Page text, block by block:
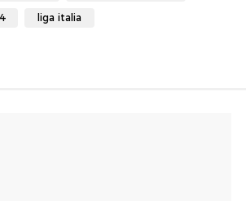
liga italia